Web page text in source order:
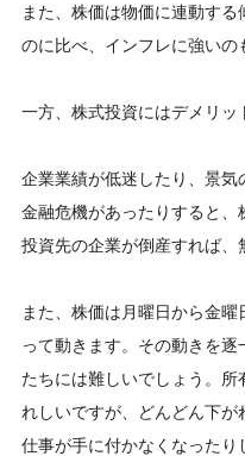
また、株価は物価に連動す
のに比べ、インフレに強いの
一方、株式投資にはデメリッ
企業業績が低迷したり、景
金融危機があったりすると、
投資先の企業が倒産すれば、
また、株価は月曜日から金
って動きます。その動きを
たちには難しいでしょう。所
れしいですが、どんどん下
仕事が手に付かなくなった